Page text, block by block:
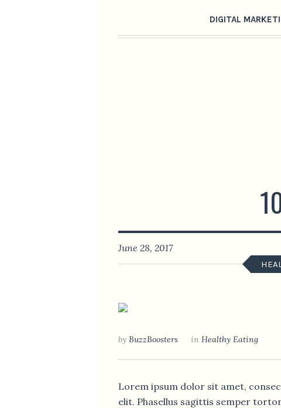
DIGITAL
June 28, 2017
by BuzzBoosters in Healthy Eating
Lorem ipsum dolor sit amet,
elit. Phasellus sagittis semper